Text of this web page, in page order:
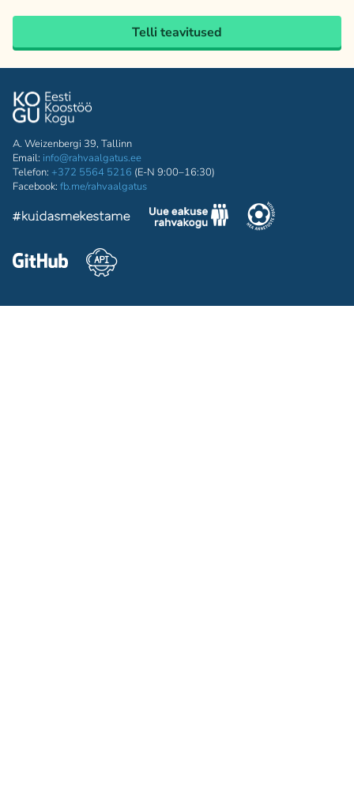
Telli teavitused
A. Weizenbergi 39, Tallinn
Email: info@rahvaalgatus.ee
Telefon: +372 5564 5216 (E-N 9:00–16:30)
Facebook: fb.me/rahvaalgatus